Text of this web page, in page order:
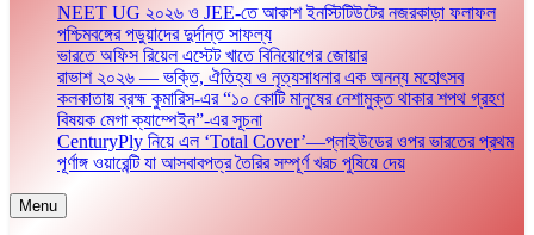
NEET UG ২০২৬ ও JEE-তে আকাশ ইনস্টিটিউটের নজরকাড়া ফলাফল
পশ্চিমবঙ্গের পড়ুয়াদের দুর্দান্ত সাফল্য
ভারতে অফিস রিয়েল এস্টেট খাতে বিনিয়োগের জোয়ার
রাভাশ ২০২৬ — ভক্তি, ঐতিহ্য ও নৃত্যসাধনার এক অনন্য মহোৎসব
কলকাতায় ব্রহ্ম কুমারিস-এর “১০ কোটি মানুষের নেশামুক্ত থাকার শপথ গ্রহণ
বিষয়ক মেগা ক্যাম্পেইন”-এর সূচনা
CenturyPly নিয়ে এল ‘Total Cover’—প্লাইউডের ওপর ভারতের প্রথম
পূর্ণাঙ্গ ওয়ারেন্টি যা আসবাবপত্র তৈরির সম্পূর্ণ খরচ পুষিয়ে দেয়
Menu